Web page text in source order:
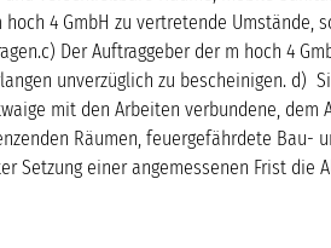
4 GmbH zu vertretende
Der Auftraggeber der m hoch 4
unverzüglich zu bescheinigen. d)
mit den Arbeiten verbundene,
Räumen, feuergefährdete Bau-
Setzung einer angemessenen Frist